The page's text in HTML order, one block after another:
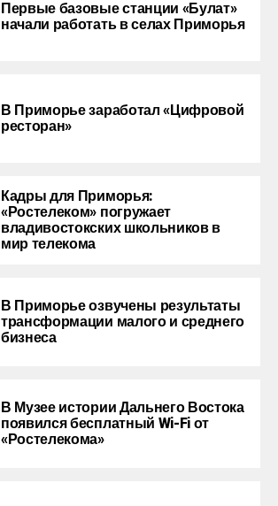
Первые базовые станции «Булат»
начали работать в селах Приморья
В Приморье заработал «Цифровой
ресторан»
Кадры для Приморья:
«Ростелеком» погружает
владивостокских школьников в
мир телекома
В Приморье озвучены результаты
трансформации малого и среднего
бизнеса
В Музее истории Дальнего Востока
появился бесплатный Wi-Fi от
«Ростелекома»